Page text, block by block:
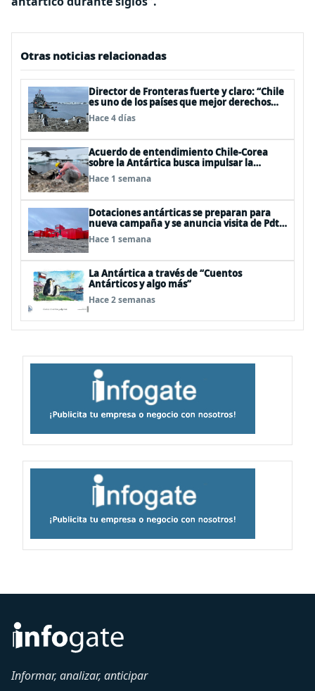
Otras noticias relacionadas
Director de Fronteras fuerte y claro: “Chile
es uno de los países que mejor derechos
tiene para sustentar una reclamación de
territorio antártico”
Hace 4 días
Acuerdo de entendimiento Chile-Corea
sobre la Antártica busca impulsar la
investigación científica
Hace 1 semana
Dotaciones antárticas se preparan para
nueva campaña y se anuncia visita de Pdte
Kast y su gabinete al continente blanco
Hace 1 semana
La Antártica a través de “Cuentos
Antárticos y algo más”
Hace 2 semanas
Informar, analizar, anticipar